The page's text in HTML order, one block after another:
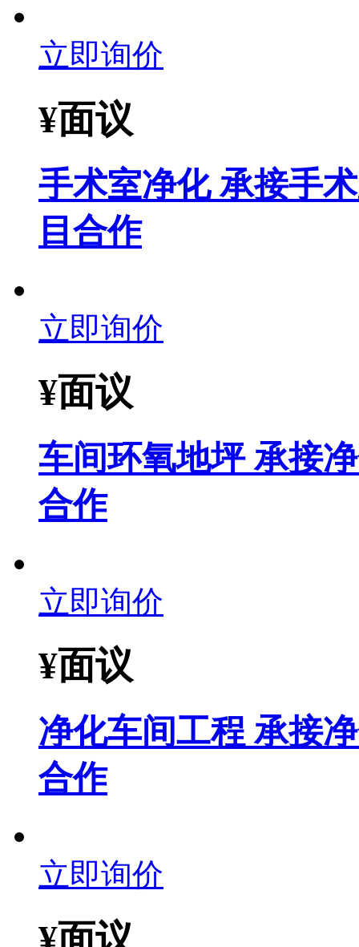
立即询价
¥面议
手术室净化 承接手
目合作
立即询价
¥面议
车间环氧地坪 承接
合作
立即询价
¥面议
净化车间工程 承接
合作
立即询价